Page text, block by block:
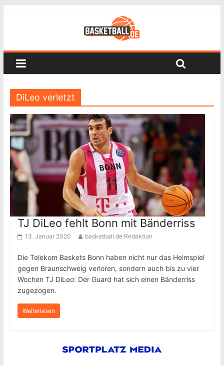
DiLeo verletzt
TJ DiLeo fehlt Bonn mit Bänderriss
13. Januar 2020 basketball.de Redaktion
Die Telekom Baskets Bonn haben nicht nur das Heimspiel
gegen Braunschweig verloren, sondern auch bis zu vier
Wochen TJ DiLeo: Der Guard hat sich einen Bänderriss
zugezogen.
Weiterlesen